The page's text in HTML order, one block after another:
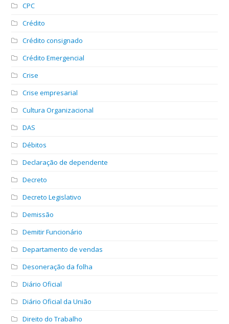
CPC
Crédito
Crédito consignado
Crédito Emergencial
Crise
Crise empresarial
Cultura Organizacional
DAS
Débitos
Declaração de dependente
Decreto
Decreto Legislativo
Demissão
Demitir Funcionário
Departamento de vendas
Desoneração da folha
Diário Oficial
Diário Oficial da União
Direito do Trabalho